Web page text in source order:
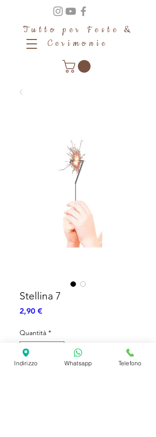
Tutto per Feste &
Cerimonie
Stellina 7
2,90 €Prezzo
Quantità *
Indirizzo Whatsapp Telefono